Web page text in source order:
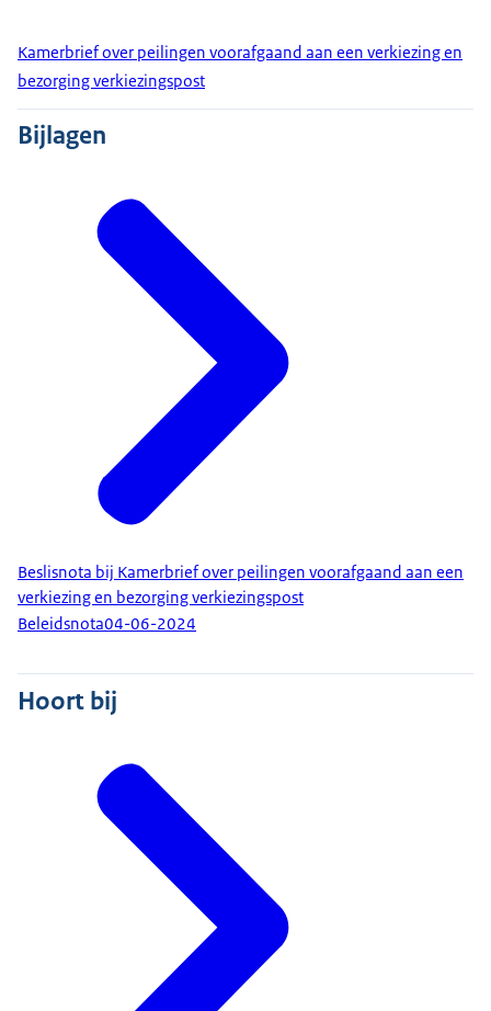
Kamerbrief over peilingen voorafgaand aan een verkiezing en
bezorging verkiezingspost
Bijlagen
Beslisnota bij Kamerbrief over peilingen voorafgaand aan een
verkiezing en bezorging verkiezingspost
Beleidsnota04-06-2024
Hoort bij